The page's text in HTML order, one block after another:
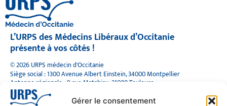
Gérer le consentement
L’URPS des Médecins Libéraux d’Occitanie
présente à vos côtés !
© 2026 URPS médecin d'Occitanie
Siège social : 1300 Avenue Albert Einstein, 34000 Montpellier
Antenne régionale : 9 rue Matabiau, 31000 Toulouse
05 61 15 80 90
Accueil : Lundi au Vendredi | 08h30 – 17h30